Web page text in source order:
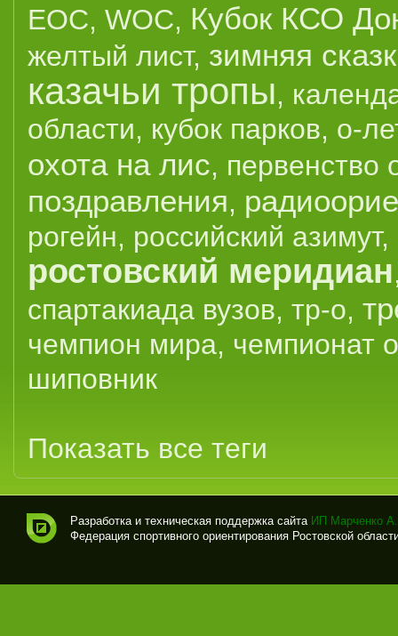
EOC, WOC, Кубок КСО
желтый лист, зимняя
казачьи тропы,
области, кубок парков, о-
охота на лис, первенство
поздравления,
рогейн, российский азимут,
ростовский меридиан
спартакиада вузов, тр-о,
чемпион мира, чемпионат
шиповник
Показать все теги
вно
Разработка и техническая поддержка сайта ИП Марченко
Федерация спортивного ориентирования Ростовской